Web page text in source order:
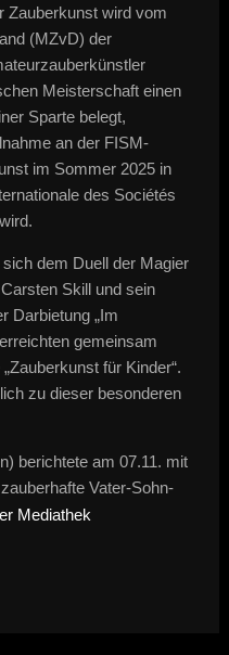
Zauberkunst wird vom
(MZvD) der
Meisterschaft einen
Sparte belegt,
an der FISM-
im Sommer 2025 in
des Sociétés
dem Duell der Magier
Skill und sein
Darbietung „Im
gemeinsam
für Kinder“.
zu dieser besonderen
berichtete am 07.11. mit
Vater-Sohn-
Mediathek